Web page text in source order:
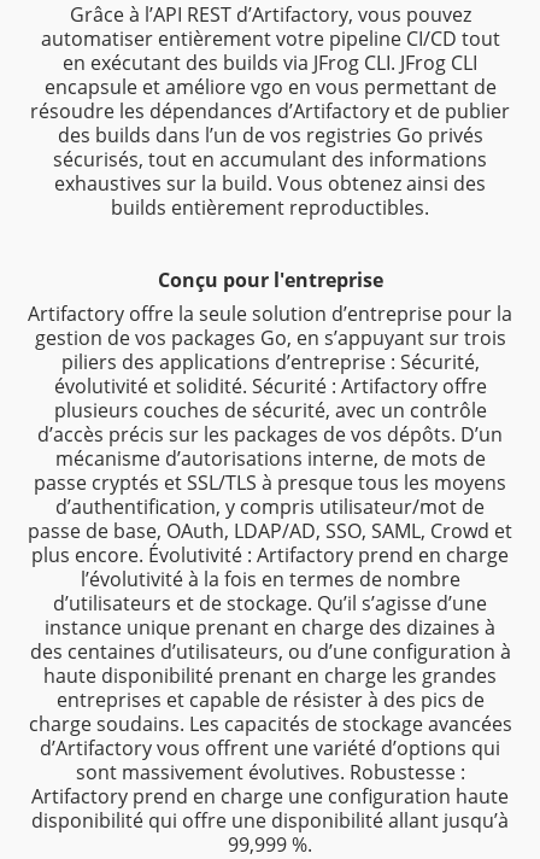
Grâce à l’API REST d’Artifactory, vous pouvez
automatiser entièrement votre pipeline CI/CD tout
en exécutant des builds via JFrog CLI. JFrog CLI
encapsule et améliore vgo en vous permettant de
résoudre les dépendances d’Artifactory et de publier
des builds dans l’un de vos registries Go privés
sécurisés, tout en accumulant des informations
exhaustives sur la build. Vous obtenez ainsi des
builds entièrement reproductibles.
Conçu pour l'entreprise
Artifactory offre la seule solution d’entreprise pour la
gestion de vos packages Go, en s’appuyant sur trois
piliers des applications d’entreprise : Sécurité,
évolutivité et solidité. Sécurité : Artifactory offre
plusieurs couches de sécurité, avec un contrôle
d’accès précis sur les packages de vos dépôts. D’un
mécanisme d’autorisations interne, de mots de
passe cryptés et SSL/TLS à presque tous les moyens
d’authentification, y compris utilisateur/mot de
passe de base, OAuth, LDAP/AD, SSO, SAML, Crowd et
plus encore. Évolutivité : Artifactory prend en charge
l’évolutivité à la fois en termes de nombre
d’utilisateurs et de stockage. Qu’il s’agisse d’une
instance unique prenant en charge des dizaines à
des centaines d’utilisateurs, ou d’une configuration à
haute disponibilité prenant en charge les grandes
entreprises et capable de résister à des pics de
charge soudains. Les capacités de stockage avancées
d’Artifactory vous offrent une variété d’options qui
sont massivement évolutives. Robustesse :
Artifactory prend en charge une configuration haute
disponibilité qui offre une disponibilité allant jusqu’à
99,999 %.